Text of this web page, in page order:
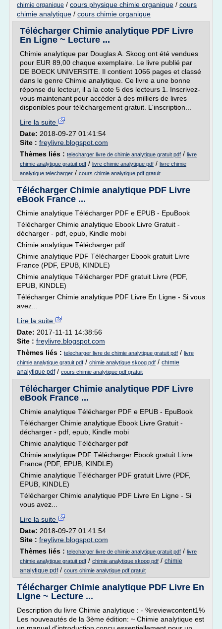
chimie organique / cours physique chimie organique / cours
chimie analytique / cours chimie organique
Télécharger Chimie analytique PDF Livre
En Ligne ~ Lecture ...
Chimie analytique par Douglas A. Skoog ont été vendues
pour EUR 89,00 chaque exemplaire. Le livre publié par
DE BOECK UNIVERSITE. Il contient 1066 pages et classé
dans le genre Chimie analytique. Ce livre a une bonne
réponse du lecteur, il a la cote 5 des lecteurs 1. Inscrivez-
vous maintenant pour accéder à des milliers de livres
disponibles pour téléchargement gratuit. L'inscription...
Lire la suite
Date: 2018-09-27 01:41:54
Site : freylivre.blogspot.com
Thèmes liés : telecharger livre de chimie analytique gratuit pdf / livre
chimie analytique gratuit pdf / livre chimie analytique pdf / livre chimie
analytique telecharger / cours chimie analytique pdf gratuit
Télécharger Chimie analytique PDF Livre
eBook France ...
Chimie analytique Télécharger PDF e EPUB - EpuBook
Télécharger Chimie analytique Ebook Livre Gratuit -
décharger - pdf, epub, Kindle mobi
Chimie analytique Télécharger pdf
Chimie analytique PDF Télécharger Ebook gratuit Livre
France (PDF, EPUB, KINDLE)
Chimie analytique Télécharger PDF gratuit Livre (PDF,
EPUB, KINDLE)
Télécharger Chimie analytique PDF Livre En Ligne - Si vous
avez...
Lire la suite
Date: 2017-11-11 14:38:56
Site : freylivre.blogspot.com
Thèmes liés : telecharger livre de chimie analytique gratuit pdf / livre
chimie analytique gratuit pdf / chimie analytique skoog pdf / chimie
analytique pdf/ cours chimie analytique pdf gratuit
Télécharger Chimie analytique PDF Livre
eBook France ...
Chimie analytique Télécharger PDF e EPUB - EpuBook
Télécharger Chimie analytique Ebook Livre Gratuit -
décharger - pdf, epub, Kindle mobi
Chimie analytique Télécharger pdf
Chimie analytique PDF Télécharger Ebook gratuit Livre
France (PDF, EPUB, KINDLE)
Chimie analytique Télécharger PDF gratuit Livre (PDF,
EPUB, KINDLE)
Télécharger Chimie analytique PDF Livre En Ligne - Si
vous avez...
Lire la suite
Date: 2018-09-27 01:41:54
Site : freylivre.blogspot.com
Thèmes liés : telecharger livre de chimie analytique gratuit pdf / livre
chimie analytique gratuit pdf / chimie analytique skoog pdf / chimie
analytique pdf/ cours chimie analytique pdf gratuit
Télécharger Chimie analytique PDF Livre En
Ligne ~ Lecture ...
Description du livre Chimie analytique : - %reviewcontent1%
Les nouveautés de la 3ème édition: ~ Chimie analytique est